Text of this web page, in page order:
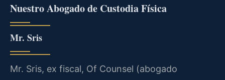
Nuestro Abogado de Custodia Física
Mr. Sris
Mr. Sris, ex fiscal, Of Counsel (abogado